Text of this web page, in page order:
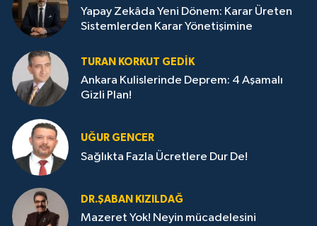
Yapay Zekâda Yeni Dönem: Karar Üreten
Sistemlerden Karar Yönetişimine
TURAN KORKUT GEDIK
Ankara Kulislerinde Deprem: 4 Aşamalı
Gizli Plan!
UĞUR GENCER
Sağlıkta Fazla Ücretlere Dur De!
DR.ŞABAN KIZILDAĞ
Mazeret Yok! Neyin mücadelesini